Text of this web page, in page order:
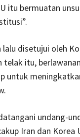
itu bermuatan
lalu disetujui oleh
telak itu,
untuk
undang-
Iran dan Korea